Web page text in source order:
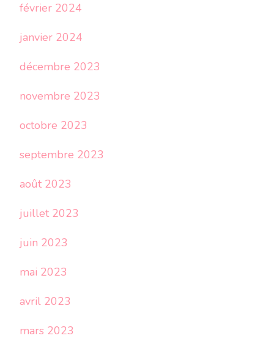
février 2024
janvier 2024
décembre 2023
novembre 2023
octobre 2023
septembre 2023
août 2023
juillet 2023
juin 2023
mai 2023
avril 2023
mars 2023